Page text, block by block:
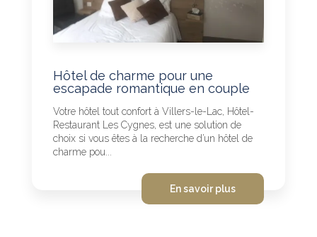
Hôtel de charme pour une
escapade romantique en couple
Votre hôtel tout confort à Villers-le-Lac, Hôtel-
Restaurant Les Cygnes, est une solution de
choix si vous êtes à la recherche d’un hôtel de
charme pou...
En savoir plus